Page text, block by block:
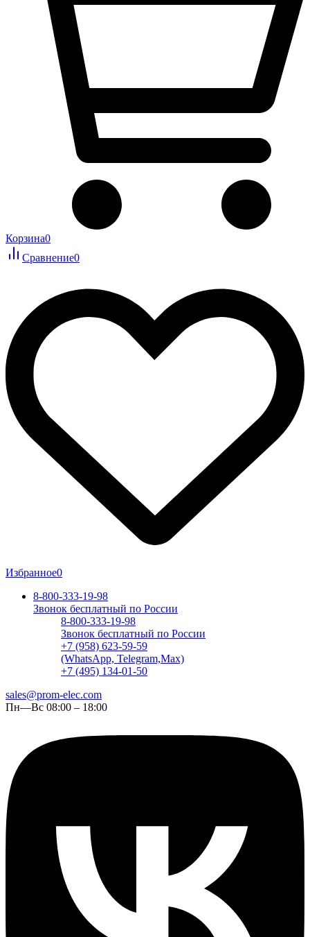
Корзина0
Сравнение0
Избранное0
8-800-333-19-98
Звонок бесплатный по России
8-800-333-19-98
Звонок бесплатный по России
+7 (958) 623-59-59
(WhatsApp, Telegram,Max)
+7 (495) 134-01-50
sales@prom-elec.com
Пн—Вс 08:00 – 18:00